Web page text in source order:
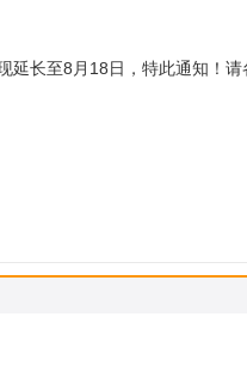
延长至8月18日，特此通知！请